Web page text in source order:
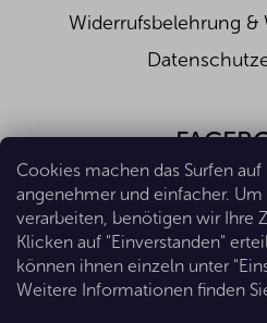
Cookies machen das Surfen
angenehmer und einfacher.
verarbeiten, benötigen wir Ihre
Klicken auf "Einverstanden"
können ihnen einzeln unter
Weitere Informationen finden
Widerrufsbelehrung &